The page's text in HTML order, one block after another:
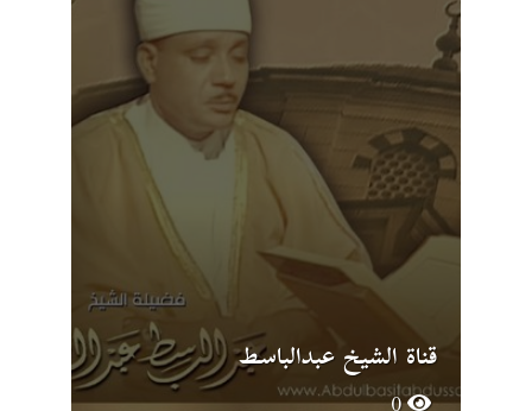
قناة الشيخ عبدالباسط